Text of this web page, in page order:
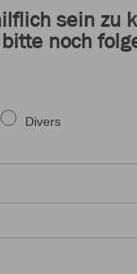
sein zu
noch
Divers